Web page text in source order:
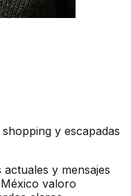
y escapadas
y mensajes
valoro